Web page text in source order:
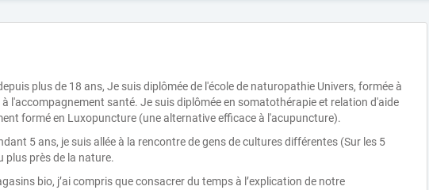
plus de 18 ans, Je suis diplômée de l'école de naturopathie Univers, formée à
à l'accompagnement santé. Je suis diplômée en somatothérapie et relation d'aide
formé en Luxopuncture (une alternative efficace à l'acupuncture).
5 ans, je suis allée à la rencontre de gens de cultures différentes (Sur les 5
près de la nature.
bio, j’ai compris que consacrer du temps à l’explication de notre